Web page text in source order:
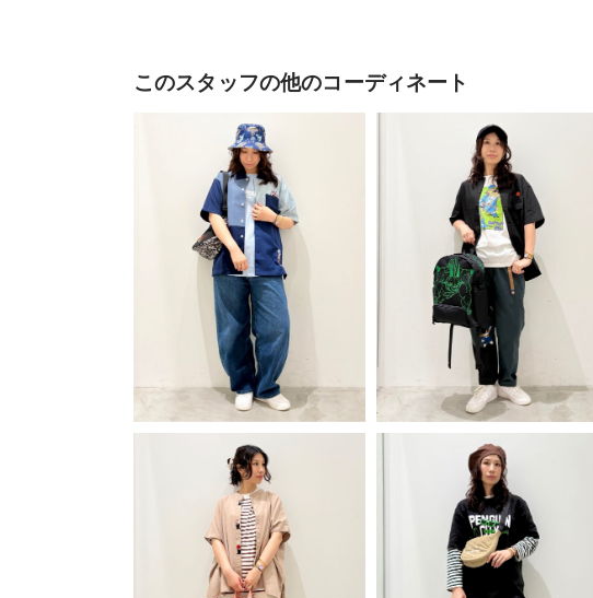
このスタッフの他のコーディネート